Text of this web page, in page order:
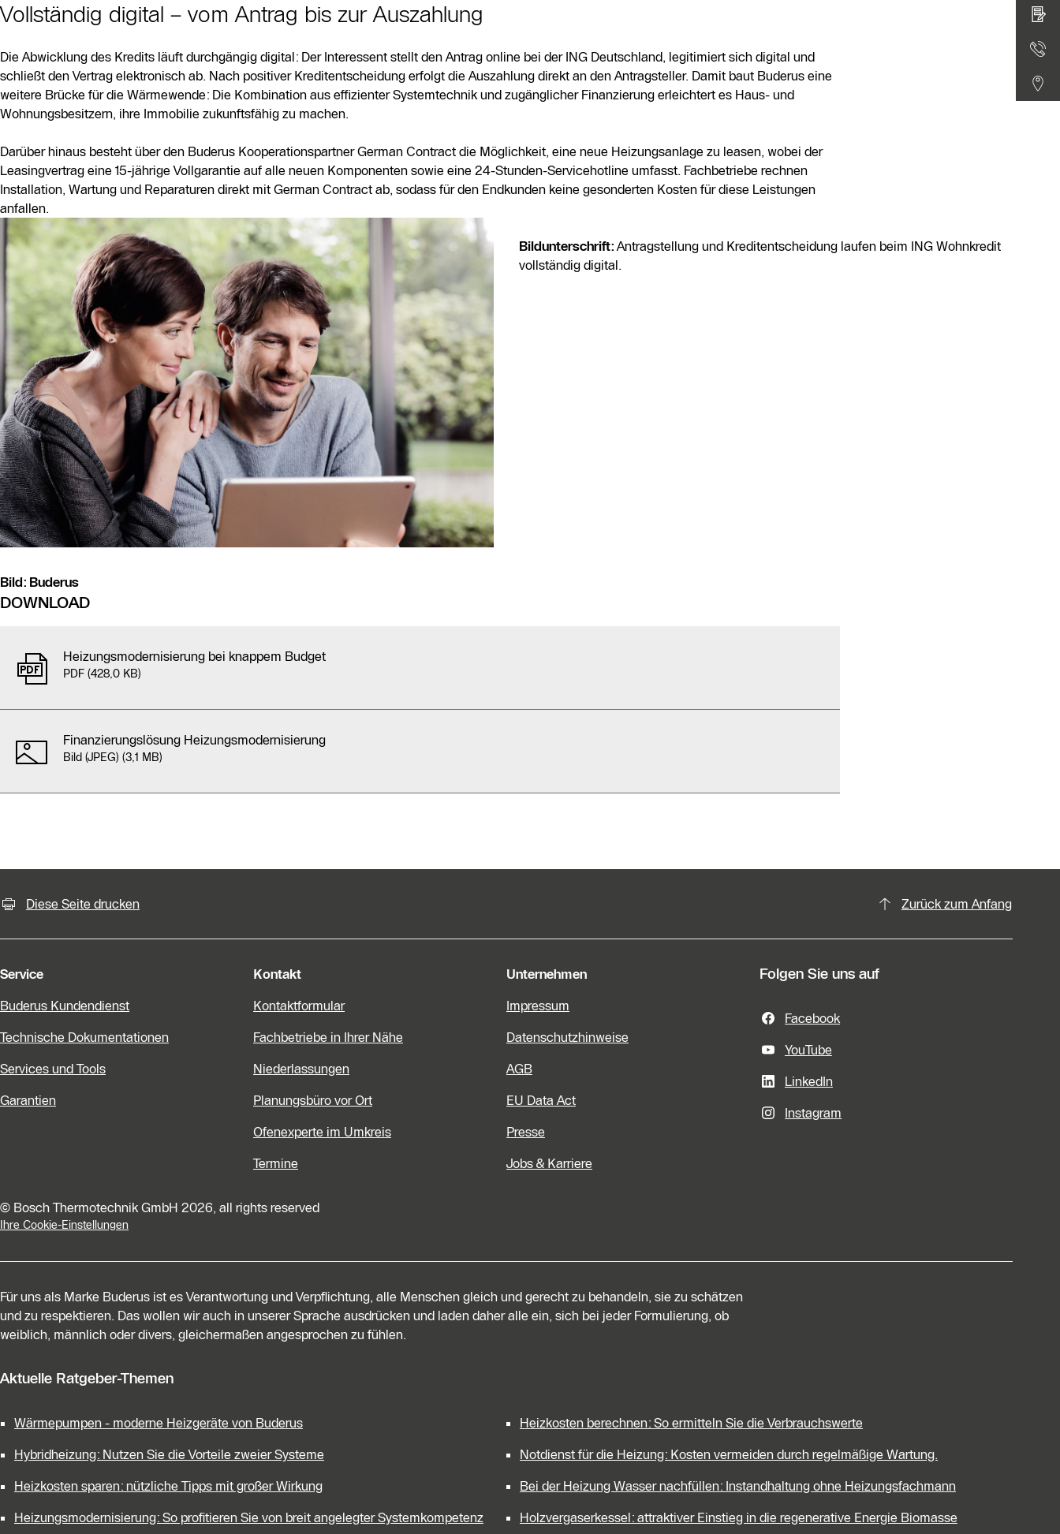
Vollständig digital – vom Antrag bis zur Auszahlung
Die Abwicklung des Kredits läuft durchgängig digital: Der Interessent stellt den Antrag online bei der ING Deutschland, legitimiert sich digital und
schließt den Vertrag elektronisch ab. Nach positiver Kreditentscheidung erfolgt die Auszahlung direkt an den Antragsteller. Damit baut Buderus eine
weitere Brücke für die Wärmewende: Die Kombination aus effizienter Systemtechnik und zugänglicher Finanzierung erleichtert es Haus- und
Wohnungsbesitzern, ihre Immobilie zukunftsfähig zu machen.
Darüber hinaus besteht über den Buderus Kooperationspartner German Contract die Möglichkeit, eine neue Heizungsanlage zu leasen, wobei der
Leasingvertrag eine 15-jährige Vollgarantie auf alle neuen Komponenten sowie eine 24-Stunden-Servicehotline umfasst. Fachbetriebe rechnen
Installation, Wartung und Reparaturen direkt mit German Contract ab, sodass für den Endkunden keine gesonderten Kosten für diese Leistungen
anfallen.
Bildunterschrift:Antragstellung und Kreditentscheidung laufen beim ING Wohnkredit
vollständig digital.
Bild: Buderus
DOWNLOAD
Heizungsmodernisierung bei knappem Budget
PDF (428,0 KB)
Finanzierungslösung Heizungsmodernisierung
Bild (JPEG) (3,1 MB)
Diese Seite drucken Zurück zum Anfang
Service
Buderus Kundendienst
Technische Dokumentationen
Services und Tools
Garantien
Kontakt
Kontaktformular
Fachbetriebe in Ihrer Nähe
Niederlassungen
Planungsbüro vor Ort
Ofenexperte im Umkreis
Termine
Unternehmen
Impressum
Datenschutzhinweise
AGB
EU Data Act
Presse
Jobs & Karriere
Folgen Sie uns auf
Facebook
YouTube
LinkedIn
Instagram
© Bosch Thermotechnik GmbH 2026, all rights reserved
Ihre Cookie-Einstellungen
Für uns als Marke Buderus ist es Verantwortung und Verpflichtung, alle Menschen gleich und gerecht zu behandeln, sie zu schätzen
und zu respektieren. Das wollen wir auch in unserer Sprache ausdrücken und laden daher alle ein, sich bei jeder Formulierung, ob
weiblich, männlich oder divers, gleichermaßen angesprochen zu fühlen.
Aktuelle Ratgeber-Themen
Wärmepumpen - moderne Heizgeräte von Buderus
Hybridheizung: Nutzen Sie die Vorteile zweier Systeme
Heizkosten sparen: nützliche Tipps mit großer Wirkung
Heizungsmodernisierung: So profitieren Sie von breit angelegter Systemkompetenz
Heizkosten berechnen: So ermitteln Sie die Verbrauchswerte
Notdienst für die Heizung: Kosten vermeiden durch regelmäßige Wartung.
Bei der Heizung Wasser nachfüllen: Instandhaltung ohne Heizungsfachmann
Holzvergaserkessel: attraktiver Einstieg in die regenerative Energie Biomasse